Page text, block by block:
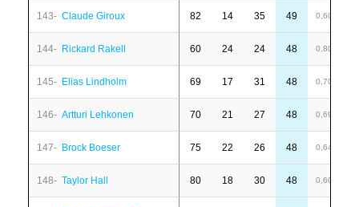
143- Claude Giroux 82 14 35 49 0,60
144- Rickard Rakell 60 24 24 48 0,80
145- Elias Lindholm 69 17 31 48 0,70
146- Artturi Lehkonen 70 21 27 48 0,69
147- Brock Boeser 75 22 26 48 0,64
148- Taylor Hall 80 18 30 48 0,60